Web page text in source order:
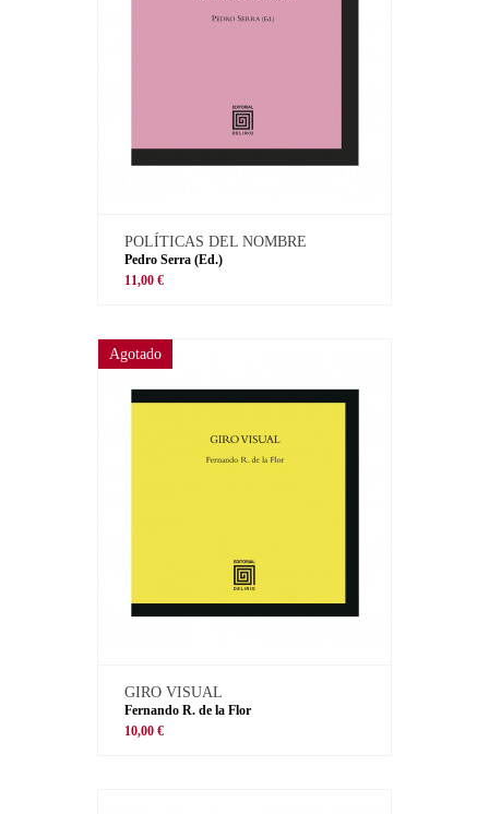
POLÍTICAS DEL NOMBRE
Pedro Serra (Ed.)
11,00 €
Agotado
GIRO VISUAL
Fernando R. de la Flor
10,00 €